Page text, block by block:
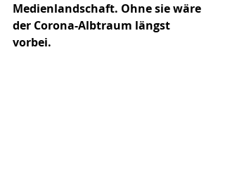
Medienlandschaft. Ohne sie wäre
der Corona-Albtraum längst
vorbei.